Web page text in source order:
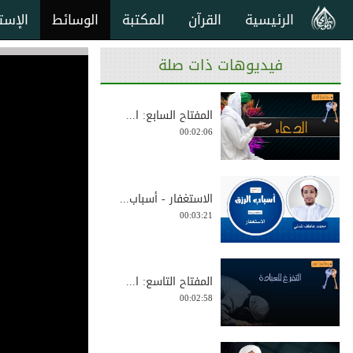
الوسائط المكتبة القرآن الرئيسية
فيديوهات ذات صلة
المفتاح السابع: ا...
00:02:06
الاستغفار - أسباب...
00:03:21
المفتاح التاسع: ا...
00:02:58